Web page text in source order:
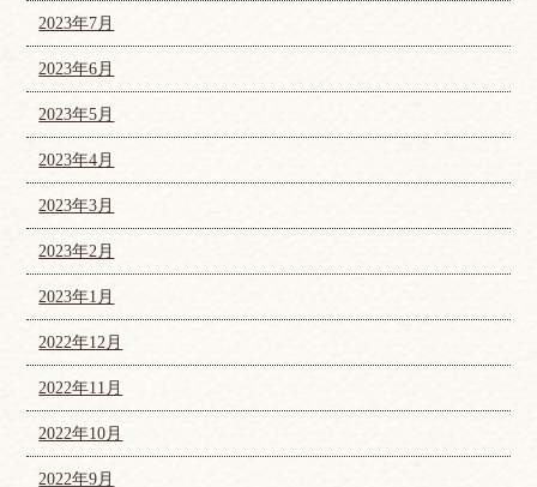
2023年7月
2023年6月
2023年5月
2023年4月
2023年3月
2023年2月
2023年1月
2022年12月
2022年11月
2022年10月
2022年9月